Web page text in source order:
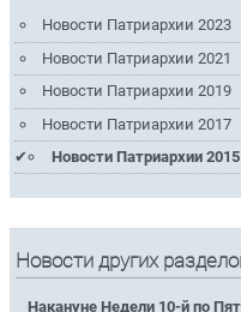
Новости Патриархии 2023
Новости Патриархии 2021
Новости Патриархии 2019
Новости Патриархии 2017
Новости Патриархии 2015
Новости других
Накануне Недели 10-й по